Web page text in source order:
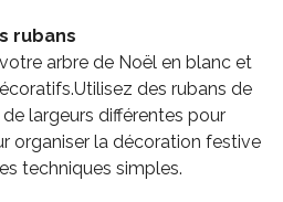
rubans
arbre de Noël en blanc et
des rubans de
largeurs différentes pour
organiser la décoration festive
techniques simples.